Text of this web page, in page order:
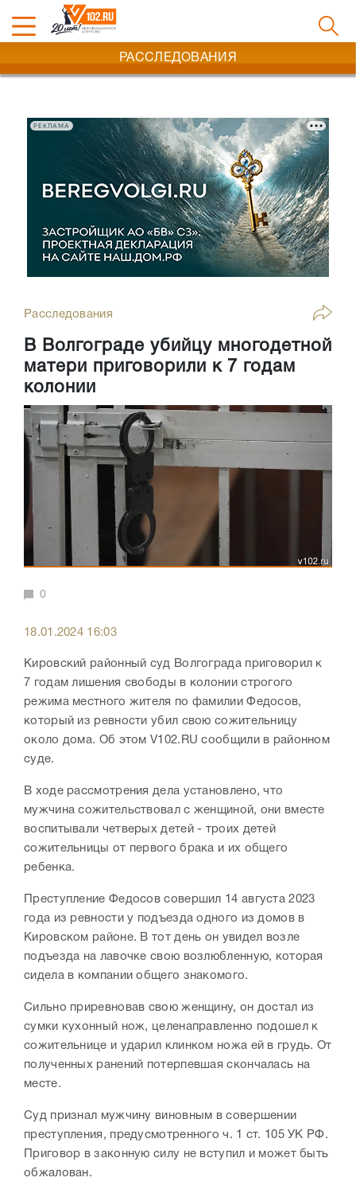
РАССЛЕДОВАНИЯ
РЕКЛАМА
Расследования
В Волгограде убийцу многодетной
матери приговорили к 7 годам
колонии
0
18.01.2024 16:03
Кировский районный суд Волгограда приговорил к
7 годам лишения свободы в колонии строгого
режима местного жителя по фамилии Федосов,
который из ревности убил свою сожительницу
около дома. Об этом V102.RU сообщили в районном
суде.
В ходе рассмотрения дела установлено, что
мужчина сожительствовал с женщиной, они вместе
воспитывали четверых детей - троих детей
сожительницы от первого брака и их общего
ребенка.
Преступление Федосов совершил 14 августа 2023
года из ревности у подъезда одного из домов в
Кировском районе. В тот день он увидел возле
подъезда на лавочке свою возлюбленную, которая
сидела в компании общего знакомого.
Сильно приревновав свою женщину, он достал из
сумки кухонный нож, целенаправленно подошел к
сожительнице и ударил клинком ножа ей в грудь. От
полученных ранений потерпевшая скончалась на
месте.
Суд признал мужчину виновным в совершении
преступления, предусмотренного ч. 1 ст. 105 УК РФ.
Приговор в законную силу не вступил и может быть
обжалован.